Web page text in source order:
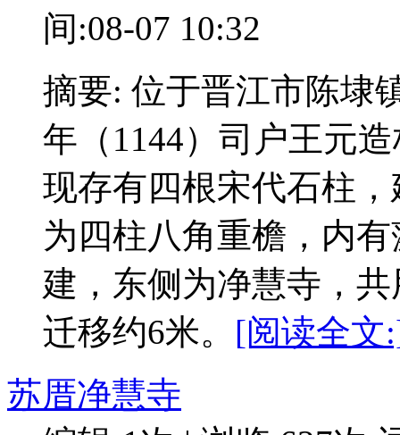
间:08-07 10:32
摘要: 位于晋江市陈埭
年（1144）司户王元
现存有四根宋代石柱
为四柱八角重檐，内
建，东侧为净慧寺，
迁移约6米。 [阅读全文
苏厝净慧寺